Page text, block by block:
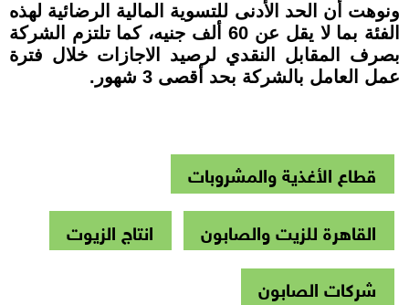
ونوهت أن الحد الأدنى للتسوية المالية الرضائية لهذه
الفئة بما لا يقل عن 60 ألف جنيه، كما تلتزم الشركة
بصرف المقابل النقدي لرصيد الاجازات خلال فترة
عمل العامل بالشركة بحد أقصى 3 شهور.
قطاع الأغذية والمشروبات
القاهرة للزيت والصابون
انتاج الزيوت
شركات الصابون